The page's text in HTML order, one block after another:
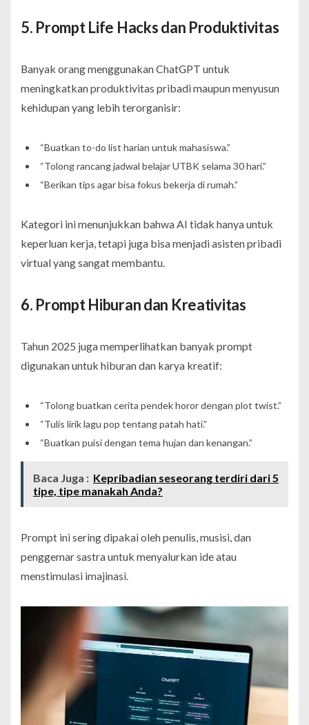
5. Prompt Life Hacks dan Produktivitas
Banyak orang menggunakan ChatGPT untuk
meningkatkan produktivitas pribadi maupun menyusun
kehidupan yang lebih terorganisir:
“Buatkan to-do list harian untuk mahasiswa.”
“Tolong rancang jadwal belajar UTBK selama 30 hari.”
“Berikan tips agar bisa fokus bekerja di rumah.”
Kategori ini menunjukkan bahwa AI tidak hanya untuk
keperluan kerja, tetapi juga bisa menjadi asisten pribadi
virtual yang sangat membantu.
6. Prompt Hiburan dan Kreativitas
Tahun 2025 juga memperlihatkan banyak prompt
digunakan untuk hiburan dan karya kreatif:
“Tolong buatkan cerita pendek horor dengan plot twist.”
“Tulis lirik lagu pop tentang patah hati.”
“Buatkan puisi dengan tema hujan dan kenangan.”
Baca Juga : Kepribadian seseorang terdiri dari 5
tipe, tipe manakah Anda?
Prompt ini sering dipakai oleh penulis, musisi, dan
penggemar sastra untuk menyalurkan ide atau
menstimulasi imajinasi.